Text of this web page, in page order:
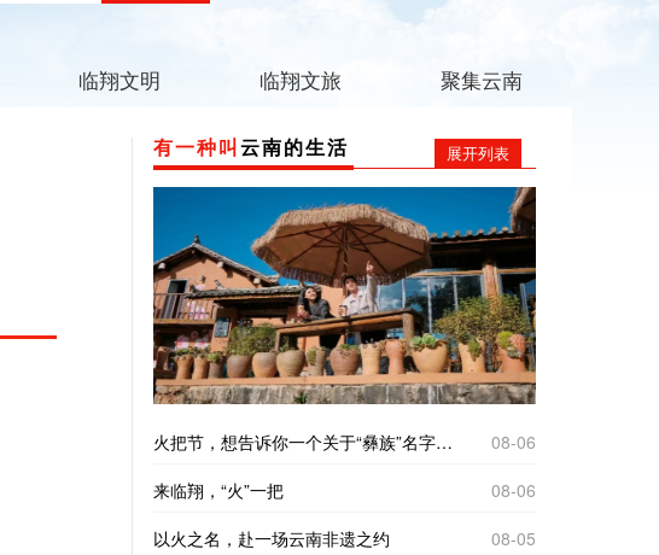
临翔文明 临翔文旅 聚集云南
有一种叫云南的生活 展开列表
火把节，想告诉你一个关于“彝族”名字的故事
08-06
来临翔，“火”一把
08-06
以火之名，赴一场云南非遗之约
08-05